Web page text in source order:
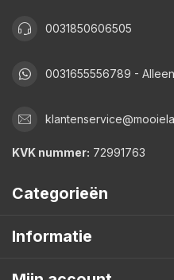
0031850606505
0031655556789 -
KVK nummer: 72991763
Categorieën
Informatie